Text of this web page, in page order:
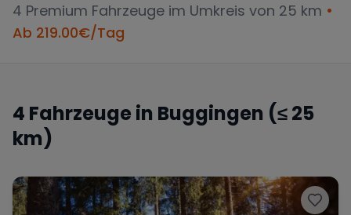
4 Premium Fahrzeuge im Umkreis von 25 km •
Ab 219.00€/Tag
4 Fahrzeuge in Buggingen (≤ 25
km)